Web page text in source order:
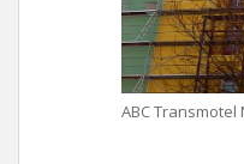
ABC Transmotel